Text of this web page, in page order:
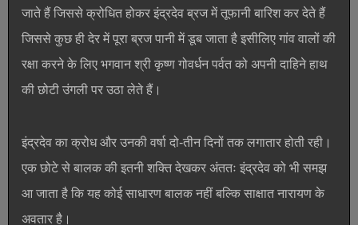
जाते हैं जिससे क्रोधित होकर इंद्रदेव ब्रज में तूफानी बारिश कर देते हैं
जिससे कुछ ही देर में पूरा ब्रज पानी में डूब जाता है इसीलिए गांव वालों की
रक्षा करने के लिए भगवान श्री कृष्ण गोवर्धन पर्वत को अपनी दाहिने हाथ
की छोटी उंगली पर उठा लेते हैं।
इंद्रदेव का क्रोध और उनकी वर्षा दो-तीन दिनों तक लगातार होती रही।
एक छोटे से बालक की इतनी शक्ति देखकर अंततः इंद्रदेव को भी समझ
आ जाता है कि यह कोई साधारण बालक नहीं बल्कि साक्षात नारायण के
अवतार है।